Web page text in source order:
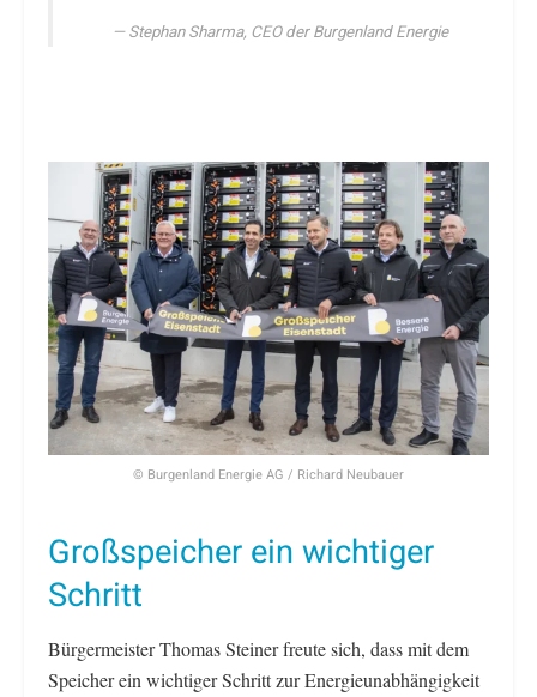
Stephan Sharma, CEO der Burgenland Energie
© Burgenland Energie AG / Richard Neubauer
Großspeicher ein wichtiger
Schritt
Bürgermeister Thomas Steiner freute sich, dass mit dem
Speicher ein wichtiger Schritt zur Energieunabhängigkeit